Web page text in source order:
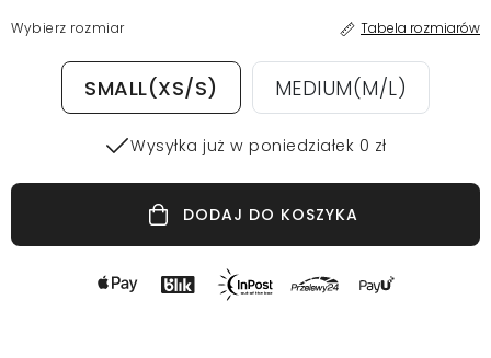
Wybierz rozmiar Tabela rozmiarów
SMALL(XS/S) MEDIUM(M/L)
Wysyłka już w poniedziałek 0 zł
DODAJ DO KOSZYKA